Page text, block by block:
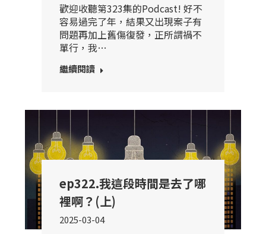
歡迎收聽第323集的Podcast! 好不
容易過完了年，結果又出現案子有
問題再加上舊傷復發，正所謂禍不
單行，我…
繼續閱讀
ep322.我這段時間是去了哪
裡啊？(上)
2025-03-04